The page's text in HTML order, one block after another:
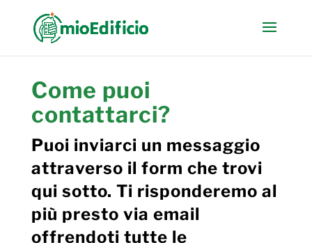
Come puoi
contattarci?
Puoi inviarci un messaggio
attraverso il form che trovi
qui sotto. Ti risponderemo al
più presto via email
offrendoti tutte le